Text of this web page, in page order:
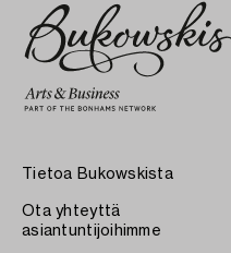
Tietoa Bukowskista
Ota yhteyttä
asiantuntijoihimme